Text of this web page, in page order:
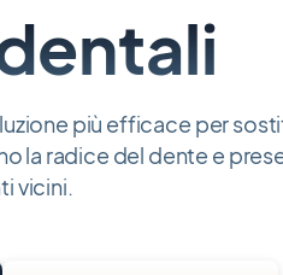
più efficace per
la radice del dente e
vicini.